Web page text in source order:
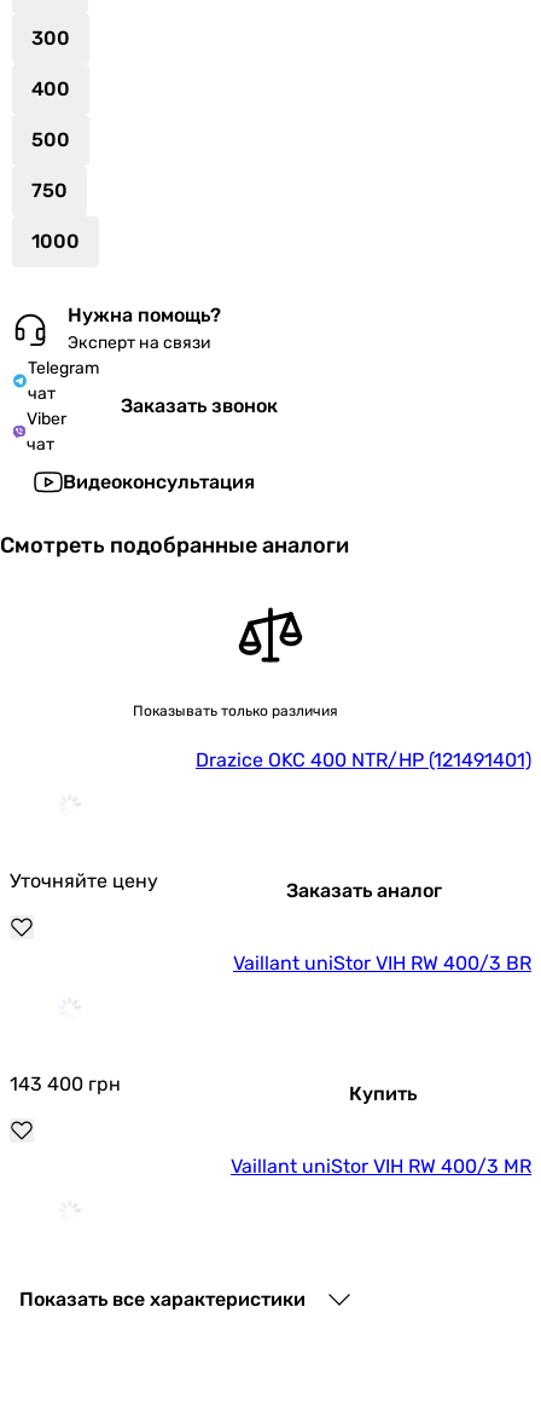
300
400
500
750
1000
Нужна помощь?
Эксперт на связи
Telegram
чат
Viber
чат
Заказать звонок
Видеоконсультация
Смотреть подобранные аналоги
Показывать только различия
Drazice OKC 400 NTR/HP (121491401)
Уточняйте цену Заказать аналог
Vaillant uniStor VIH RW 400/3 BR
143 400 грн Купить
Vaillant uniStor VIH RW 400/3 MR
217 900 Купить
Показать все характеристики